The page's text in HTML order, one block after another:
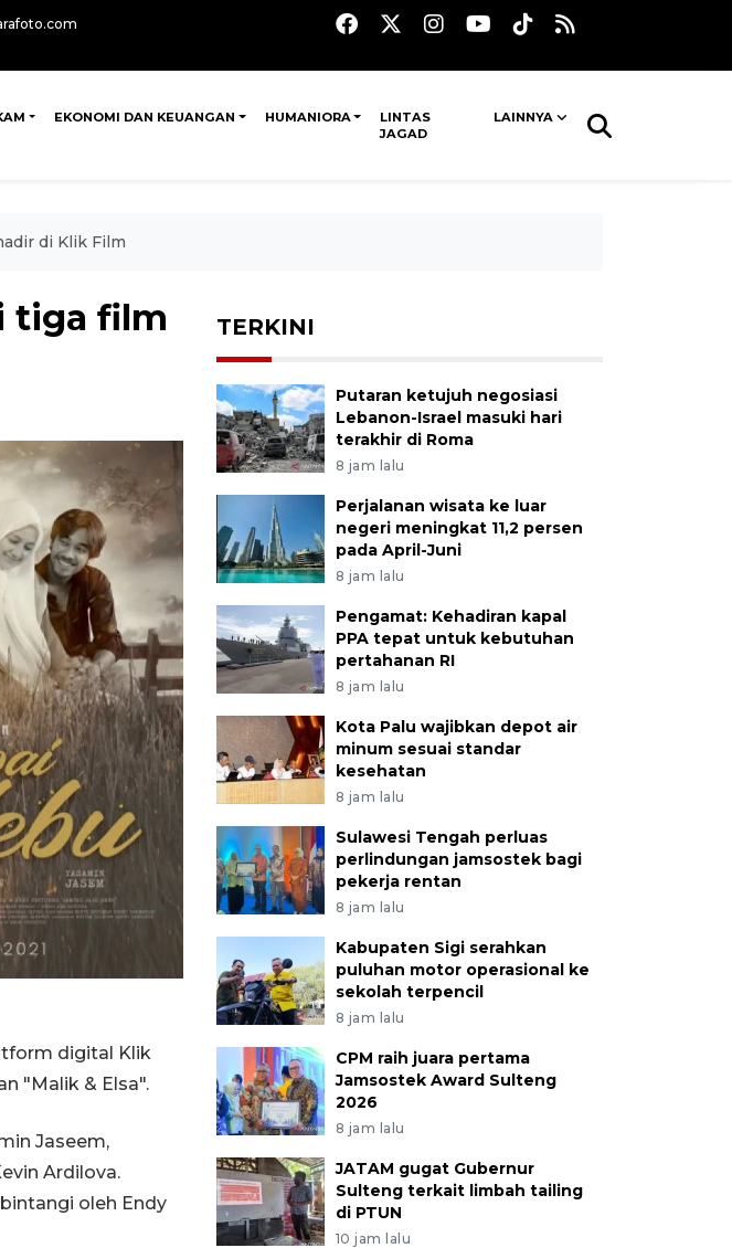
EKONOMI DAN KEUANGAN HUMANIORA
LINTAS
JAGAD
LAINNYA
di Klik Film
tiga film
digital Klik
"Malik & Elsa".
Jaseem,
Ardilova.
oleh Endy
TERKINI
Putaran ketujuh negosiasi
Lebanon-Israel masuki hari
terakhir di Roma
8 jam lalu
Perjalanan wisata ke luar
negeri meningkat 11,2 persen
pada April-Juni
8 jam lalu
Pengamat: Kehadiran kapal
PPA tepat untuk kebutuhan
pertahanan RI
8 jam lalu
Kota Palu wajibkan depot air
minum sesuai standar
kesehatan
8 jam lalu
Sulawesi Tengah perluas
perlindungan jamsostek bagi
pekerja rentan
8 jam lalu
Kabupaten Sigi serahkan
puluhan motor operasional ke
sekolah terpencil
8 jam lalu
CPM raih juara pertama
Jamsostek Award Sulteng
2026
8 jam lalu
JATAM gugat Gubernur
Sulteng terkait limbah tailing
di PTUN
10 jam lalu